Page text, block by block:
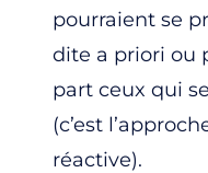
pourraient se
dite a priori ou
part ceux qui
(c’est
réactive).